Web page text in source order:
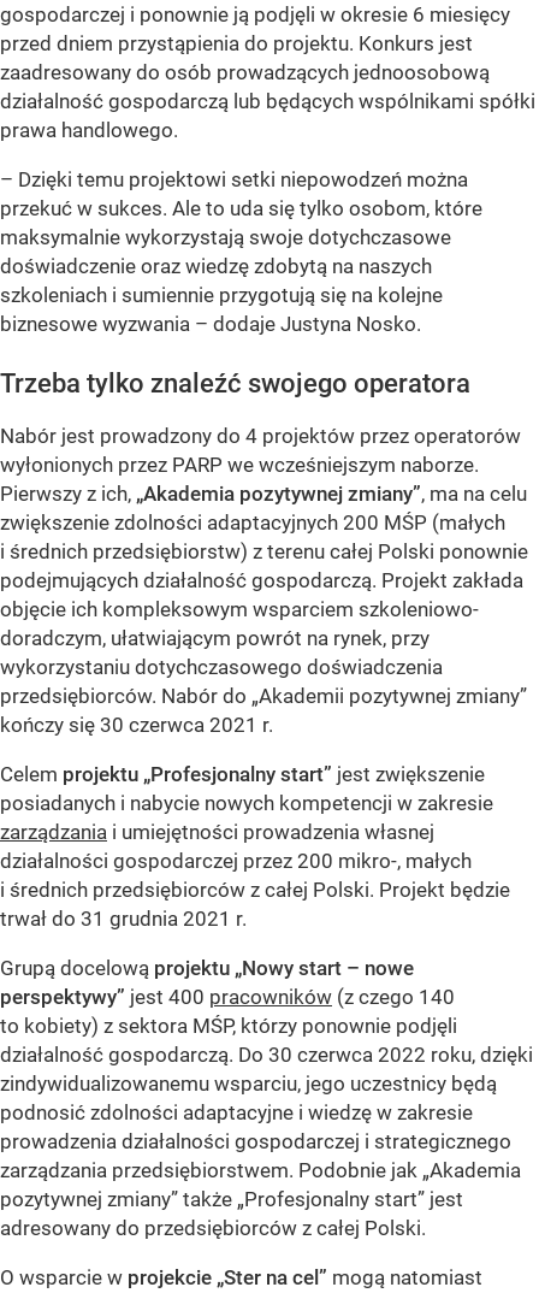
gospodarczej i ponownie ją podjęli w okresie 6 miesięcy
przed dniem przystąpienia do projektu. Konkurs jest
zaadresowany do osób prowadzących jednoosobową
działalność gospodarczą lub będących wspólnikami spółki
prawa handlowego.
– Dzięki temu projektowi setki niepowodzeń można
przekuć w sukces. Ale to uda się tylko osobom, które
maksymalnie wykorzystają swoje dotychczasowe
doświadczenie oraz wiedzę zdobytą na naszych
szkoleniach i sumiennie przygotują się na kolejne
biznesowe wyzwania – dodaje Justyna Nosko.
Trzeba tylko znaleźć swojego operatora
Nabór jest prowadzony do 4 projektów przez operatorów
wyłonionych przez PARP we wcześniejszym naborze.
Pierwszy z ich, „Akademia pozytywnej zmiany”, ma na celu
zwiększenie zdolności adaptacyjnych 200 MŚP (małych
i średnich przedsiębiorstw) z terenu całej Polski ponownie
podejmujących działalność gospodarczą. Projekt zakłada
objęcie ich kompleksowym wsparciem szkoleniowo-
doradczym, ułatwiającym powrót na rynek, przy
wykorzystaniu dotychczasowego doświadczenia
przedsiębiorców. Nabór do „Akademii pozytywnej zmiany”
kończy się 30 czerwca 2021 r.
Celem projektu „Profesjonalny start” jest zwiększenie
posiadanych i nabycie nowych kompetencji w zakresie
zarządzania i umiejętności prowadzenia własnej
działalności gospodarczej przez 200 mikro-, małych
i średnich przedsiębiorców z całej Polski. Projekt będzie
trwał do 31 grudnia 2021 r.
Grupą docelową projektu „Nowy start – nowe
perspektywy” jest 400 pracowników (z czego 140
to kobiety) z sektora MŚP, którzy ponownie podjęli
działalność gospodarczą. Do 30 czerwca 2022 roku, dzięki
zindywidualizowanemu wsparciu, jego uczestnicy będą
podnosić zdolności adaptacyjne i wiedzę w zakresie
prowadzenia działalności gospodarczej i strategicznego
zarządzania przedsiębiorstwem. Podobnie jak „Akademia
pozytywnej zmiany” także „Profesjonalny start” jest
adresowany do przedsiębiorców z całej Polski.
O wsparcie w projekcie „Ster na cel” mogą natomiast